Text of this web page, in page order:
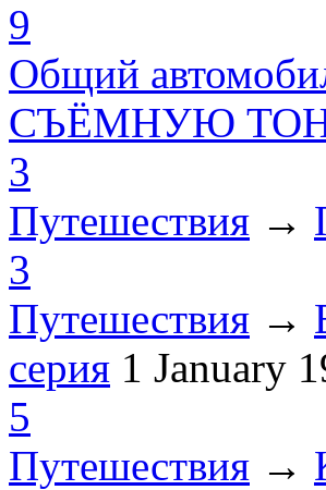
9
Общий
СЪЁМНУЮ
3
Путешествия →
3
Путешествия →
серия 1 January
5
Путешествия →